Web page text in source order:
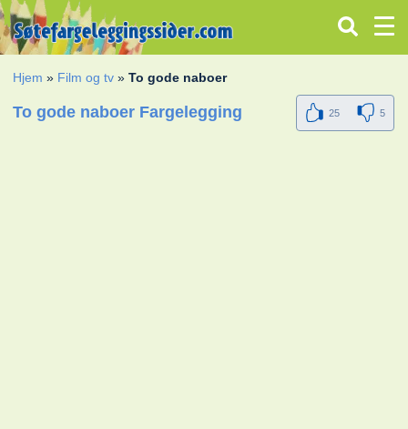
Hjem » Film og tv »To gode naboer
To gode naboer Fargelegging 25 5